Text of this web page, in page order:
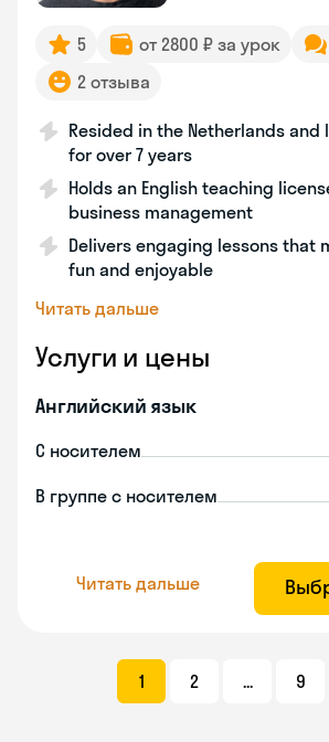
5 от 2800 ₽ за урок
2 отзыва
Resided in the Netherlands and
for over 7 years
Holds an English teaching
business management
Delivers engaging lessons that
fun and enjoyable
Читать дальше
Услуги и цены
Английский язык
С носителем
В группе с носителем
Читать дальше
1 2 ... 9